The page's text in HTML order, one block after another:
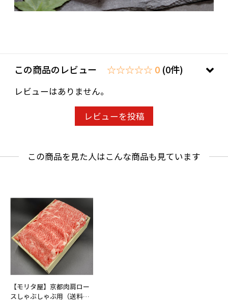
この商品のレビュー ☆☆☆☆☆ 0 (0件)
レビューはありません。
レビューを投稿
この商品を見た人はこんな商品も見ています
【モリタ屋】京都肉肩ロー
スしゃぶしゃぶ用（送料無